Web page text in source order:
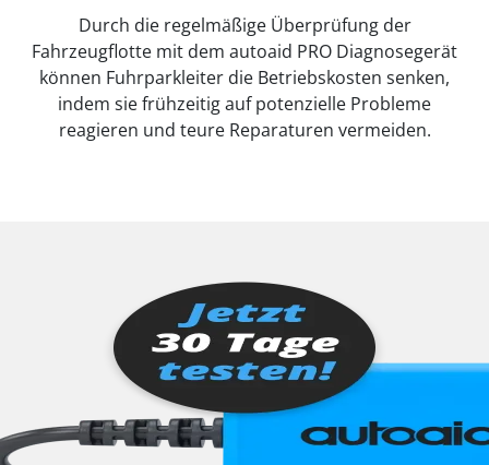
Durch die regelmäßige Überprüfung der
Fahrzeugflotte mit dem autoaid PRO Diagnosegerät
können Fuhrparkleiter die Betriebskosten senken,
indem sie frühzeitig auf potenzielle Probleme
reagieren und teure Reparaturen vermeiden.